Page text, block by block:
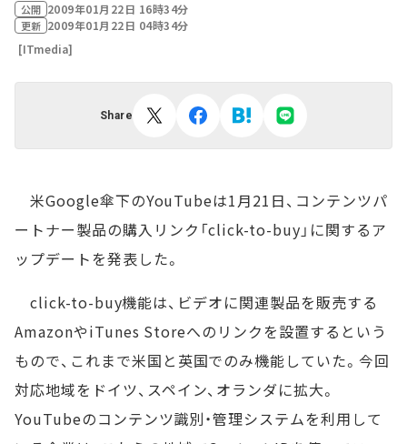
公開 2009年01月22日 16時34分
更新 2009年01月22日 04時34分
[ITmedia]
Share
米Google傘下のYouTubeは1月21日、コンテンツパ
ートナー製品の購入リンク「click-to-buy」に関するア
ップデートを発表した。
click-to-buy機能は、ビデオに関連製品を販売する
AmazonやiTunes Storeへのリンクを設置するという
もので、これまで米国と英国でのみ機能していた。今回
対応地域をドイツ、スペイン、オランダに拡大。
YouTubeのコンテンツ識別・管理システムを利用して